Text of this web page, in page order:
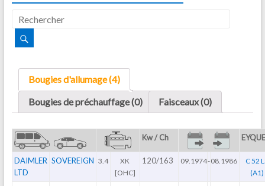
Bougies d'allumage (4)
Bougies de préchauffage (0)
Faisceaux (0)
Kw / Ch
DAIMLER
LTD
SOVEREIGN 3.4
XK
[OHC]
120/163 09.1974-08.1986
C 52
(A1)